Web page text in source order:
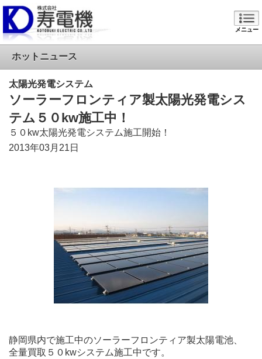
メニュー
ホットニュース
太陽光発電システム
ソーラーフロンティア製太陽光発電シス
テム５０kw施工中！
５０kw太陽光発電システム施工開始！
2013年03月21日
静岡県内で施工中のソーラーフロンティア製太陽電池、
全量買取５０kwシステム施工中です。